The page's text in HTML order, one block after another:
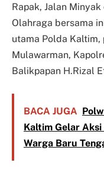
Rapak, Jalan
Olahraga bersama
utama Polda Kaltim,
Mulawarman,
Balikpapan H.Rizal
BACA JUGA
Kaltim Gelar
Warga Baru